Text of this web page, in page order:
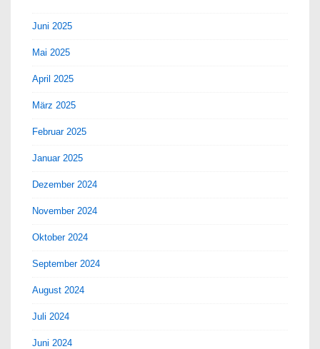
Juni 2025
Mai 2025
April 2025
März 2025
Februar 2025
Januar 2025
Dezember 2024
November 2024
Oktober 2024
September 2024
August 2024
Juli 2024
Juni 2024